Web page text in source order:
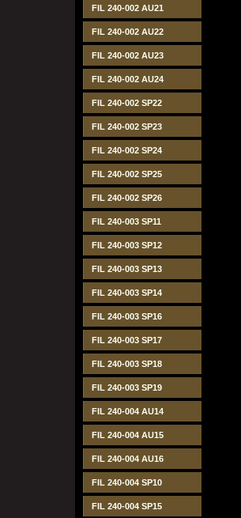
FIL 240-002 AU21
FIL 240-002 AU22
FIL 240-002 AU23
FIL 240-002 AU24
FIL 240-002 SP22
FIL 240-002 SP23
FIL 240-002 SP24
FIL 240-002 SP25
FIL 240-002 SP26
FIL 240-003 SP11
FIL 240-003 SP12
FIL 240-003 SP13
FIL 240-003 SP14
FIL 240-003 SP16
FIL 240-003 SP17
FIL 240-003 SP18
FIL 240-003 SP19
FIL 240-004 AU14
FIL 240-004 AU15
FIL 240-004 AU16
FIL 240-004 SP10
FIL 240-004 SP15